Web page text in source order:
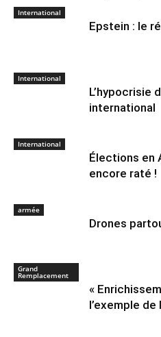
International
Epstein : le
International
L’hypocrisie
international
International
Élections en
encore raté !
armée
Drones
Grand
Remplacement
«
l’exemple de